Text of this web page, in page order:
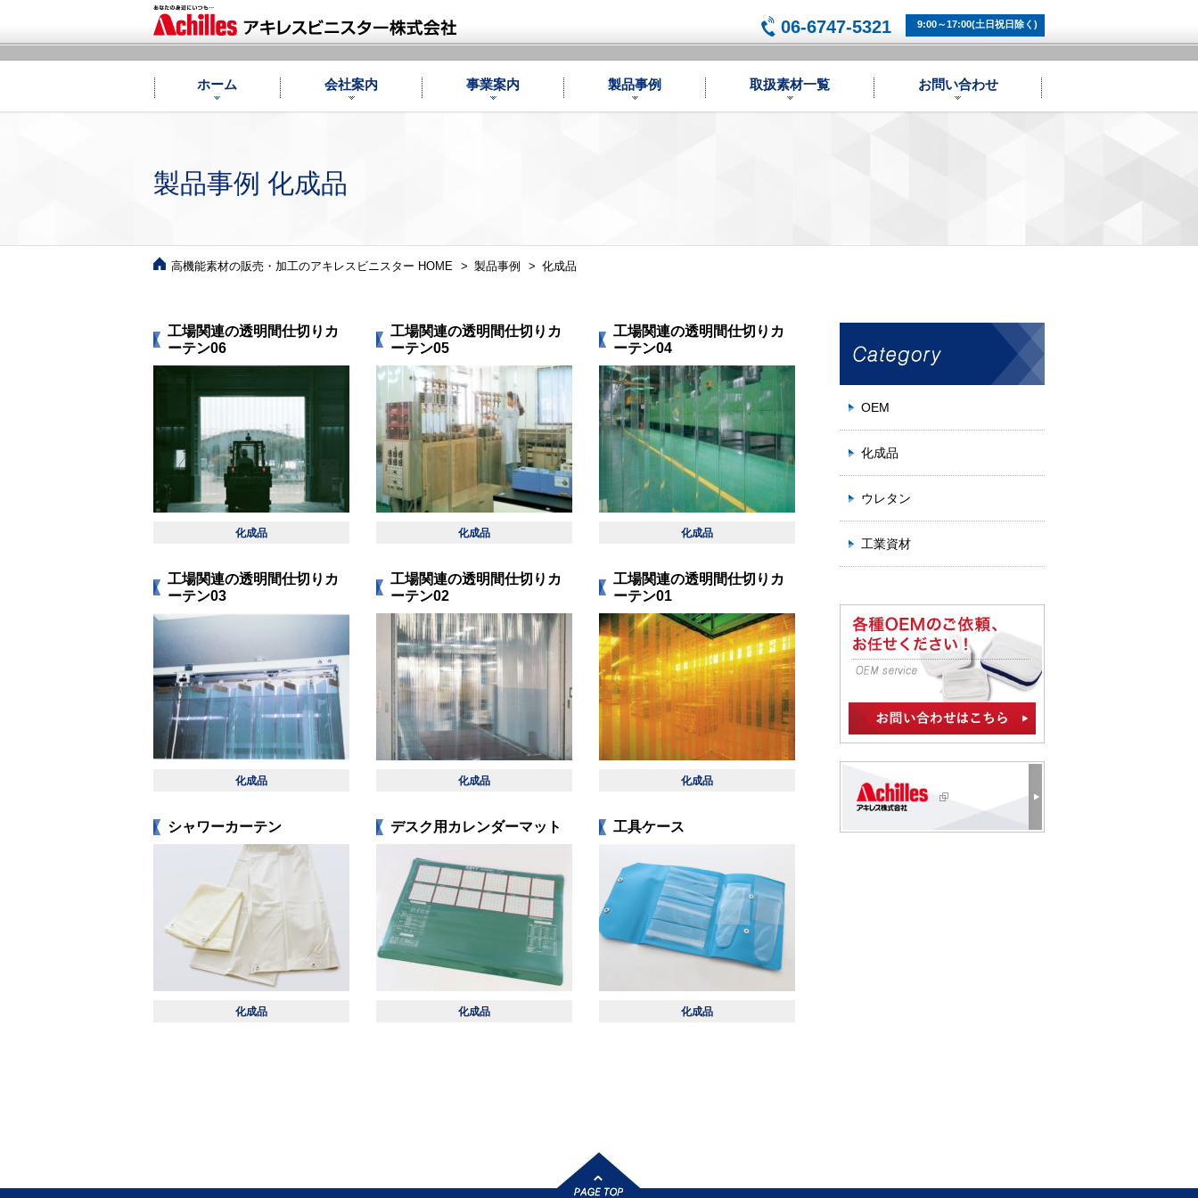
06-6747-5321 9:00～17:00(土日祝日除く)
ホーム 会社案内 事業案内 製品事例 取扱素材一覧 お問い合わせ
製品事例 化成品
高機能素材の販売・加工のアキレスビニスター HOME 製品事例 化成品
工場関連の透明間仕切りカ
ーテン06
化成品
工場関連の透明間仕切りカ
ーテン05
化成品
工場関連の透明間仕切りカ
ーテン04
化成品
工場関連の透明間仕切りカ
ーテン03
化成品
工場関連の透明間仕切りカ
ーテン02
化成品
工場関連の透明間仕切りカ
ーテン01
化成品
シャワーカーテン
化成品
デスク用カレンダーマット
化成品
工具ケース
化成品
OEM
化成品
ウレタン
工業資材